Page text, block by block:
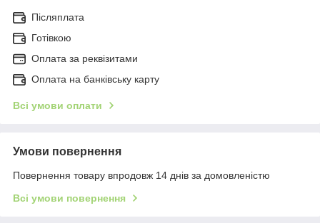
Післяплата
Готівкою
Оплата за реквізитами
Оплата на банківську карту
Всі умови оплати
Умови повернення
Повернення товару впродовж 14 днів за домовленістю
Всі умови повернення